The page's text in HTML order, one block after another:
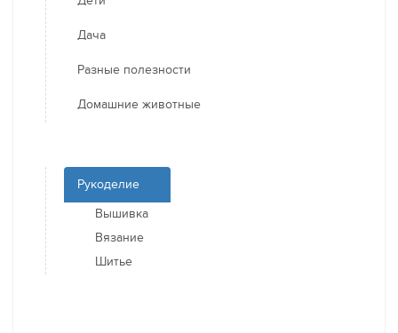
Дача
Разные полезности
Домашние животные
Рукоделие
Вышивка
Вязание
Шитье